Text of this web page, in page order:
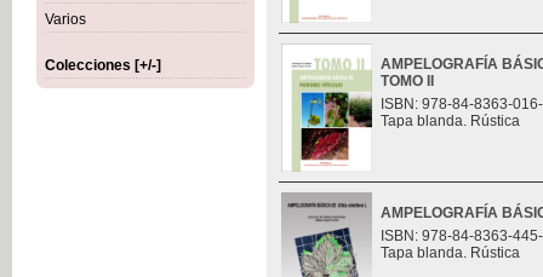
Varios
Colecciones [+/-]
AMPELOGRAFÍA
TOMO II
ISBN: 978-84-8363-
Tapa blanda. Rústica
AMPELOGRAFÍA
ISBN: 978-84-8363-
Tapa blanda. Rústica